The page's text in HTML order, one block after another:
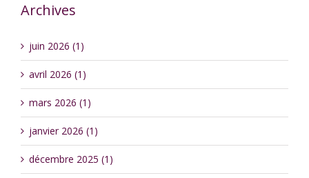
Archives
juin 2026 (1)
avril 2026 (1)
mars 2026 (1)
janvier 2026 (1)
décembre 2025 (1)